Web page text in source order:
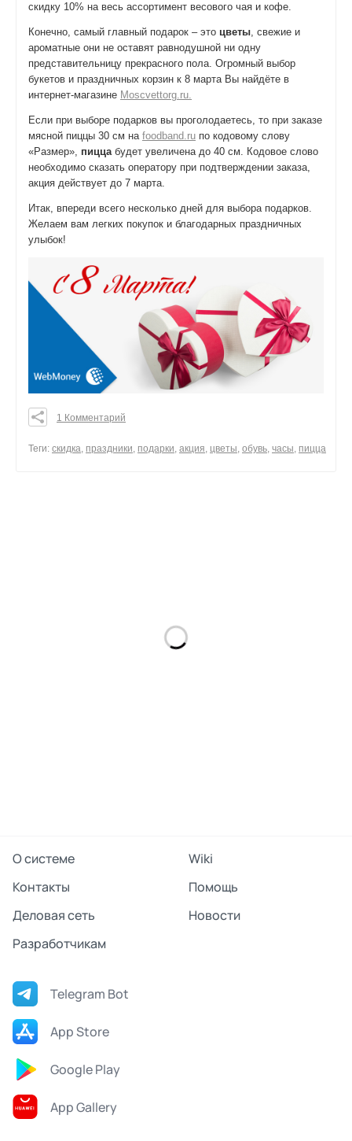
скидку 10% на весь ассортимент весового чая и кофе.
Конечно, самый главный подарок – это цветы, свежие и
ароматные они не оставят равнодушной ни одну
представительницу прекрасного пола. Огромный выбор
букетов и праздничных корзин к 8 марта Вы найдёте в
интернет-магазине Moscvettorg.ru.
Если при выборе подарков вы проголодаетесь, то при заказе
мясной пиццы 30 см на foodband.ru по кодовому слову
«Размер», пиццабудет увеличена до 40 см. Кодовое слово
необходимо сказать оператору при подтверждении заказа,
акция действует до 7 марта.
Итак, впереди всего несколько дней для выбора подарков.
Желаем вам легких покупок и благодарных праздничных
улыбок!
0
1 Комментарий
Теги: скидка, праздники, подарки, акция, цветы, обувь, часы, пицца
О системе
Wiki
Контакты
Помощь
Деловая сеть
Новости
Разработчикам
Telegram Bot
App Store
Google Play
App Gallery